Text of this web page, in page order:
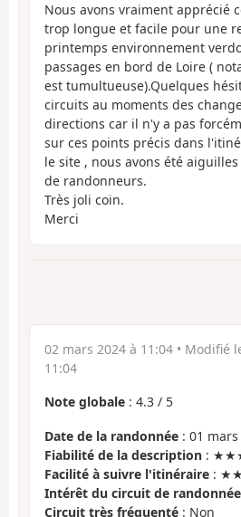
Nous avons vraiment apprécié
trop longue et facile pour une
printemps environnement
passages en bord de Loire (
est tumultueuse).Quelques
circuits au moments des
directions car il n'y a pas
sur ces points précis dans
le site , nous avons été
de randonneurs.
Très joli coin.
Merci
02 mars 2024 à 11:04 • Modifié
11:04
Note globale : 4.3 / 5
Date de la randonnée : 01
Fiabilité de la description :
Facilité à suivre l'itinéraire :
Intérêt du circuit de randonnée
Circuit très fréquenté : Non